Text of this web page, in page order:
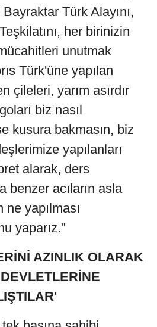
Türk Alayını,
her birinizin
unutmak
Türk'üne yapılan
çileleri, yarım asırdır
biz nasıl
kusura bakmasın, biz
yapılanları
alarak, ders
benzer acıların asla
yapılması
yaparız."
AZINLIK OLARAK